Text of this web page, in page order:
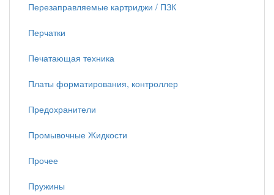
Перезаправляемые картриджи / ПЗК
Перчатки
Печатающая техника
Платы форматирования, контроллер
Предохранители
Промывочные Жидкости
Прочее
Пружины